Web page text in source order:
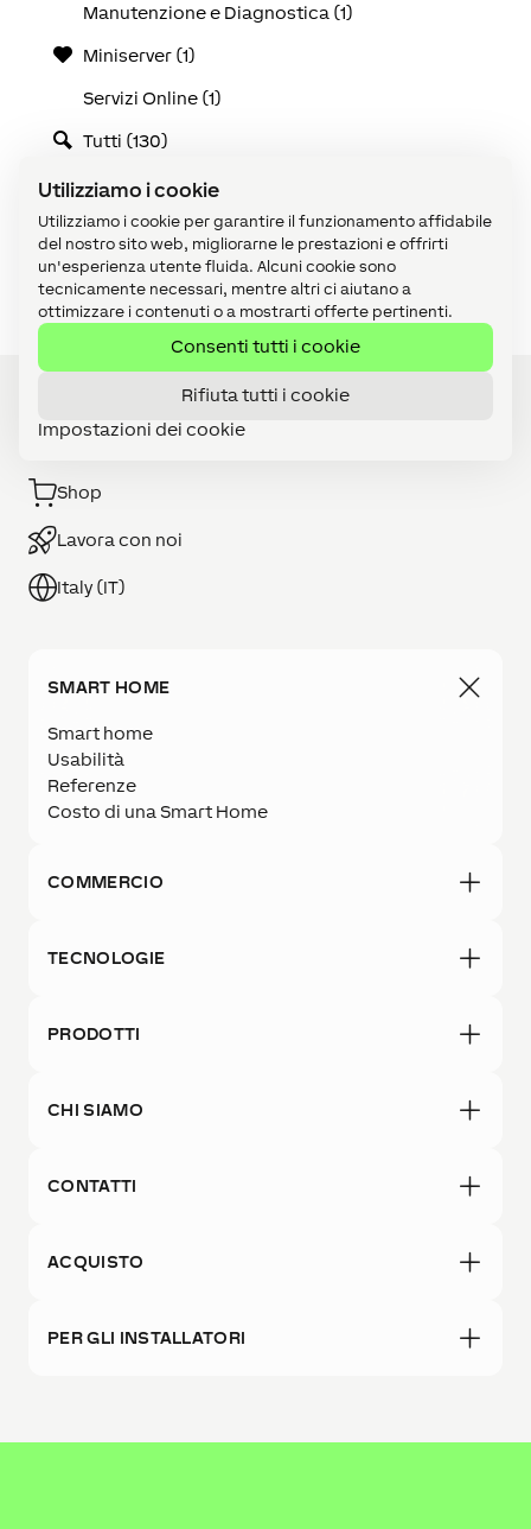
Utilizziamo i cookie
Utilizziamo i cookie per garantire il funzionamento affidabile
del nostro sito web, migliorarne le prestazioni e offrirti
un'esperienza utente fluida. Alcuni cookie sono
tecnicamente necessari, mentre altri ci aiutano a
ottimizzare i contenuti o a mostrarti offerte pertinenti.
Consenti tutti i cookie
Rifiuta tutti i cookie
Impostazioni dei cookie
Manutenzione e Diagnostica (1)
Miniserver (1)
Servizi Online (1)
Tutti (130)
Use Cases (25)
Video tutorial (1)
Visualizzazione (1)
Diventa Partner
Shop
Lavora con noi
Italy (IT)
SMART HOME
Smart home
Usabilità
Referenze
Costo di una Smart Home
COMMERCIO
TECNOLOGIE
PRODOTTI
CHI SIAMO
CONTATTI
ACQUISTO
PER GLI INSTALLATORI